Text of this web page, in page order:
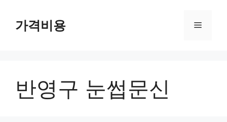
가격비용 메
반영구 눈썹문신